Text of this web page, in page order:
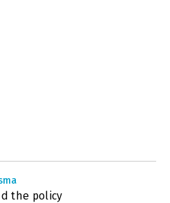
the policy